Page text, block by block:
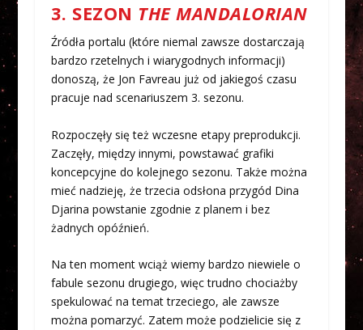
3. SEZON THE MANDALORIAN
Źródła portalu (które niemal zawsze dostarczają
bardzo rzetelnych i wiarygodnych informacji)
donoszą, że Jon Favreau już od jakiegoś czasu
pracuje nad scenariuszem 3. sezonu.
Rozpoczęły się też wczesne etapy preprodukcji.
Zaczęły, między innymi, powstawać grafiki
koncepcyjne do kolejnego sezonu. Także można
mieć nadzieję, że trzecia odsłona przygód Dina
Djarina powstanie zgodnie z planem i bez
żadnych opóźnień.
Na ten moment wciąż wiemy bardzo niewiele o
fabule sezonu drugiego, więc trudno chociażby
spekulować na temat trzeciego, ale zawsze
można pomarzyć. Zatem może podzielicie się z